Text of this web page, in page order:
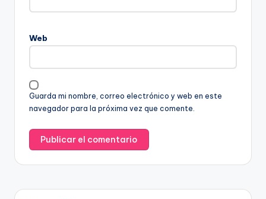
Web
Guarda mi nombre, correo electrónico y web en este
navegador para la próxima vez que comente.